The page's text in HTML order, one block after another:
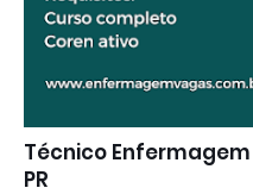
Técnico
PR